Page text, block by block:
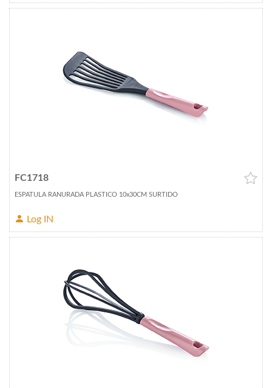
FC1718
ESPATULA RANURADA PLASTICO 10x30CM SURTIDO
Log IN